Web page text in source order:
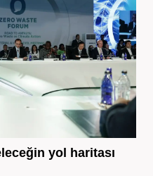
yol haritası